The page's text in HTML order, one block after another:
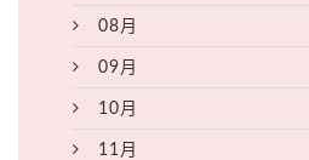
08月
09月
10月
11月